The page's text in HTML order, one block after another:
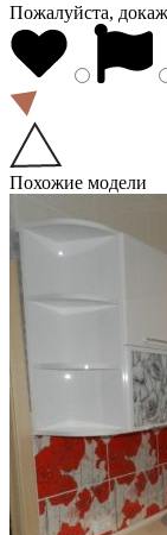
Пожалуйста,
Похожие модели